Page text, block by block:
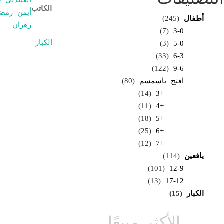
الكاتبأيمن
زهران
الكبار
أطفال
(245)
3-0
(7)
5-0
(3)
6-3
(33)
9-6
(122)
افتح ياسمسم
(80)
+3
(14)
+4
(11)
+5
(18)
+6
(25)
+7
(12)
يافعين
(114)
12-9
(101)
17-12
(13)
الكبار
(15)